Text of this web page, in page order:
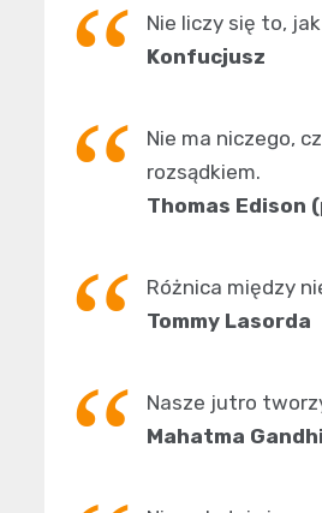
Nie liczy się to,
Konfucjusz
Nie ma niczego,
rozsądkiem.
Thomas Edison
Różnica między
Tommy Lasorda
Nasze jutro
Mahatma